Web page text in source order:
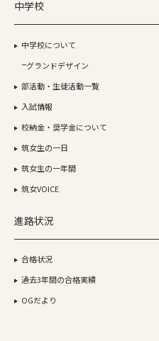
中学校
中学校について
グランドデザイン
部活動・生徒活動一覧
入試情報
校納金・奨学金について
筑女生の一日
筑女生の一年間
筑女VOICE
進路状況
合格状況
過去3年間の合格実績
OGだより